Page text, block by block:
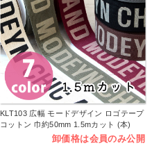
KLT103 広幅 モードデザイン ロゴテープ
コットン 巾約50mm 1.5mカット (本)
卸価格は会員のみ公開